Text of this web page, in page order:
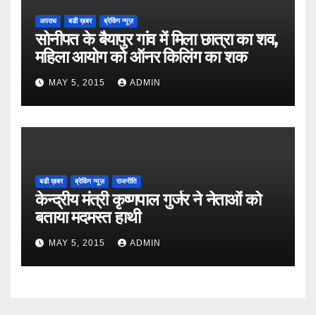
अपराध बडी ख़बर ब्रेकिंग न्यूज़
सोनीपत के बैयापुर गांव में मिला छात्रा का शव,
महिला आयोग को ऑनर किलिंग का शक
MAY 5, 2015 ADMIN
बडी ख़बर ब्रेकिंग न्यूज़ राजनीति
केन्द्रीय मंत्री कृष्णपाल गुर्जर ने नेताओं को
बताया मदमस्त हाथी
MAY 5, 2015 ADMIN